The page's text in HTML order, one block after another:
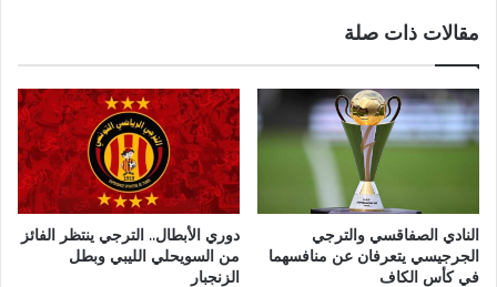
مقالات ذات صلة
النادي الصفاقسي والترجي
الجرجيسي يتعرفان عن منافسهما
في كأس الكاف
دوري الأبطال.. الترجي ينتظر الفائز
من السويحلي الليبي وبطل
الزنجبار